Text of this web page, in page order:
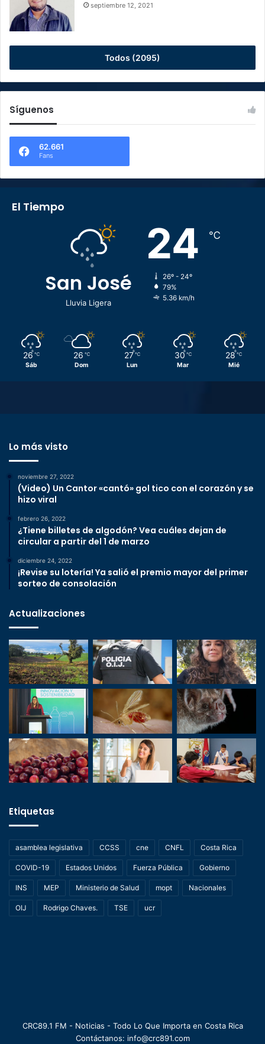
septiembre 12, 2021
Todos (2095)
Síguenos
62.661
Fans
El Tiempo
San José
Lluvia Ligera
24 ℃
26º - 24º
79%
5.36 km/h
26 ℃
Sáb
26 ℃
Dom
27 ℃
Lun
30 ℃
Mar
28 ℃
Mié
Lo más visto
noviembre 27, 2022
(Video) Un Cantor «cantó» gol tico con el corazón y se
hizo viral
febrero 26, 2022
¿Tiene billetes de algodón? Vea cuáles dejan de
circular a partir del 1 de marzo
diciembre 24, 2022
¡Revise su lotería! Ya salió el premio mayor del primer
sorteo de consolación
Actualizaciones
Etiquetas
asamblea legislativa CCSS cne CNFL Costa Rica
COVID-19 Estados Unidos Fuerza Pública Gobierno
INS MEP Ministerio de Salud mopt Nacionales
OIJ Rodrigo Chaves. TSE ucr
CRC89.1 FM - Noticias - Todo Lo Que Importa en Costa Rica
Contáctanos: info@crc891.com